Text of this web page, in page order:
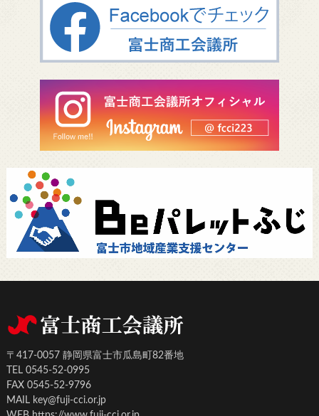
〒417-0057 静岡県富士市瓜島町82番地
TEL 0545-52-0995
FAX 0545-52-9796
MAIL key@fuji-cci.or.jp